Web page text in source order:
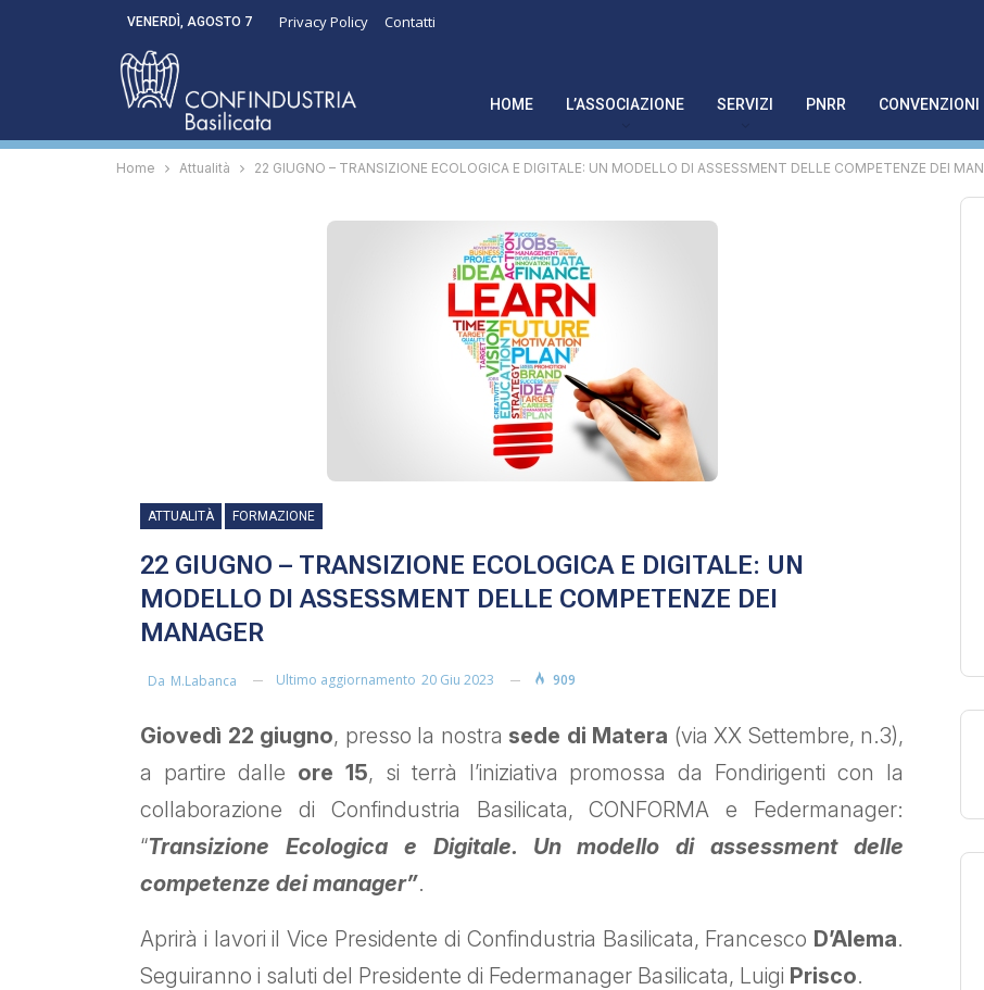
VENERDÌ, AGOSTO 7 Privacy Policy Contatti
HOME L’ASSOCIAZIONE SERVIZI PNRR CONVENZIONI
Home Attualità 22 GIUGNO – TRANSIZIONE ECOLOGICA E DIGITALE: UN MODELLO DI ASSESSMENT DELLE COMPETENZE DEI
ATTUALITÀ FORMAZIONE
22 GIUGNO – TRANSIZIONE ECOLOGICA E DIGITALE: UN
MODELLO DI ASSESSMENT DELLE COMPETENZE DEI
MANAGER
Da M.labanca Ultimo aggiornamento 20 Giu 2023 909
Giovedì 22 giugno, presso la nostra sede di Matera (via XX Settembre, n.3),
a partire dalle ore 15, si terrà l’iniziativa promossa da Fondirigenti con la
collaborazione di Confindustria Basilicata, CONFORMA e Federmanager:
“Transizione Ecologica e Digitale. Un modello di assessment delle
competenze dei manager”.
Aprirà i lavori il Vice Presidente di Confindustria Basilicata, Francesco D’Alema.
Seguiranno i saluti del Presidente di Federmanager Basilicata, Luigi Prisco.